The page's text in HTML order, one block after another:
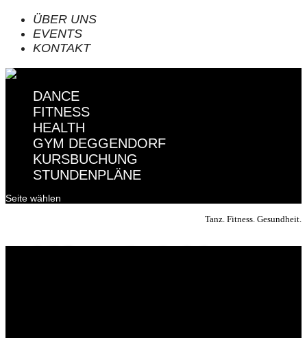
ÜBER UNS
EVENTS
KONTAKT
DANCE
FITNESS
HEALTH
GYM DEGGENDORF
KURSBUCHUNG
STUNDENPLÄNE
Seite wählen
Tanz. Fitness. Gesundheit.